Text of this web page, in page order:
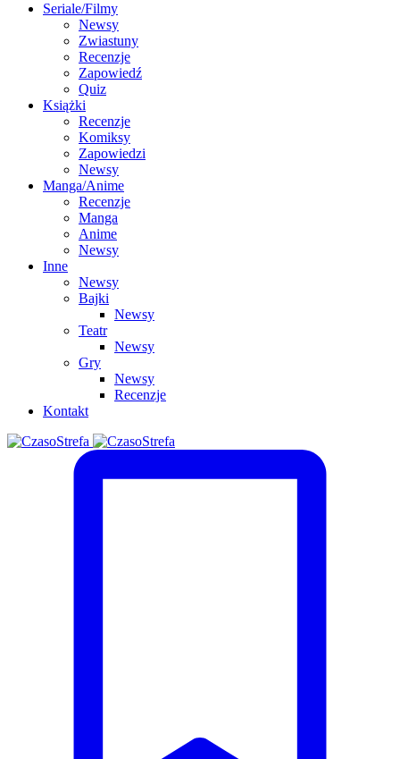
Seriale/Filmy
Newsy
Zwiastuny
Recenzje
Zapowiedź
Quiz
Książki
Recenzje
Komiksy
Zapowiedzi
Newsy
Manga/Anime
Recenzje
Manga
Anime
Newsy
Inne
Newsy
Bajki
Newsy
Teatr
Newsy
Gry
Newsy
Recenzje
Kontakt